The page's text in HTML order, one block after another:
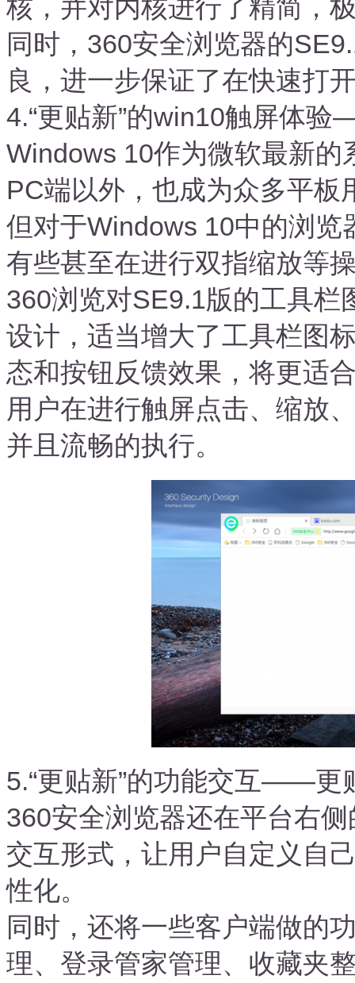
核，并对内核进行了精简，
同时，360安全浏览器的
良，进一步保证了在快速打
4.“更贴新”的win10触屏体
Windows 10作为微软最新
PC端以外，也成为众多平板
但对于Windows 10中的浏
有些甚至在进行双指缩放等
360浏览对SE9.1版的工具栏
设计，适当增大了工具栏图
态和按钮反馈效果，将更适
用户在进行触屏点击、缩放
并且流畅的执行。
5.“更贴新”的功能交互——更
360安全浏览器还在平台右
交互形式，让用户自定义自
性化。
同时，还将一些客户端做的
理、登录管家管理、收藏夹